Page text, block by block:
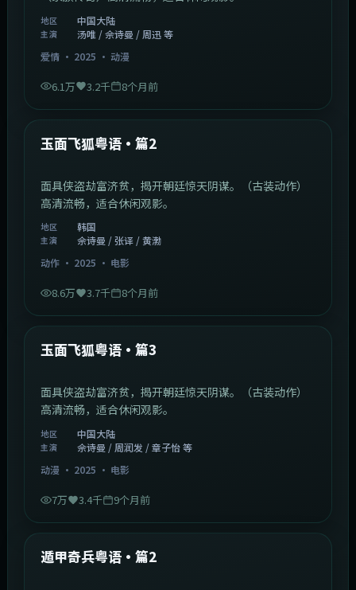
地区 中国大陆
主演
汤唯 / 佘诗曼 / 周迅 等
爱情· 2025 · 动漫
6.1万 3.2千 8个月前
最新
玉面飞狐粤语·篇2
面具侠盗劫富济贫，揭开朝廷惊天阴谋。（古装动作）
高清流畅，适合休闲观影。
地区 韩国
主演
佘诗曼 / 张译 / 黄渤
动作· 2025 · 电影
8.6万 3.7千 8个月前
最新
玉面飞狐粤语·篇3
面具侠盗劫富济贫，揭开朝廷惊天阴谋。（古装动作）
高清流畅，适合休闲观影。
地区 中国大陆
主演
佘诗曼 / 周润发 / 章子怡 等
动漫 · 2025 · 电影
7万 3.4千 9个月前
最新
遁甲奇兵粤语·篇2